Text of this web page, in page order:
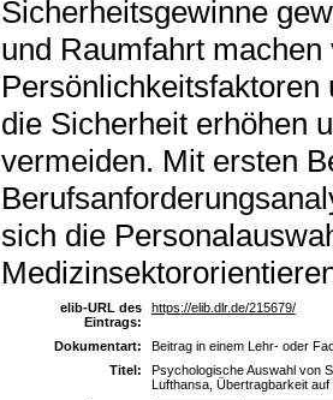
Sicherheitsgewinne
und Raumfahrt
die Sicherheit erhöhen
vermeiden. Mit ersten
sich die
elib-URL des
Eintrags:
https://elib.dlr.de/215679/
Dokumentart:
Beitrag in einem Lehr- oder
Titel:
Psychologische Auswahl von
Lufthansa, Übertragbarkeit auf